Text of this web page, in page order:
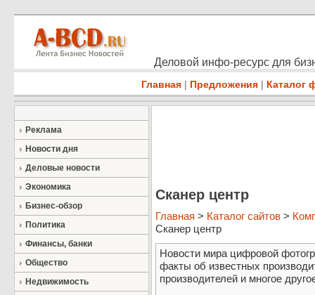
Деловой инфо-ресурс для
Главная | Предложения | Каталог
Реклама
Новости дня
Деловые новости
Экономика
Бизнес-обзор
Политика
Финансы, банки
Общество
Недвижимость
Сканер центр
Главная > Каталог сайтов >
Сканер центр
Новости мира цифровой
факты об известных
производителей и многое